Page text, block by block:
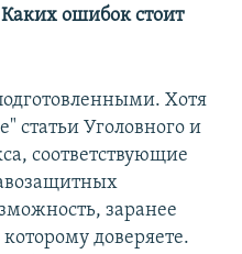
ошибок стоит
Хотя
статьи Уголовного и
соответствующие
заранее
доверяете.